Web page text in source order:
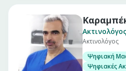
Ακτινολόγος
Ακτινολόγος
Ψηφιακή
Ψηφιακές